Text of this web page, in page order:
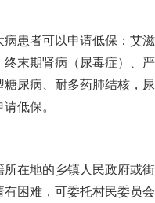
患者可以申请低保：艾滋
末期肾病（尿毒症）、严
尿病、耐多药肺结核，尿
低保。
在地的乡镇人民政府或街
困难，可委托村民委员会